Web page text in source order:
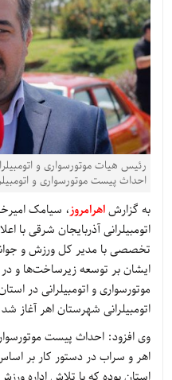
رئیس هیات موتورسواری و
احداث پیست موتورسواری و
به گزارشاهرامروز، سیامک
اتومبیلرانی آذربایجان شرقی
تخصصی با مدیر کل ورزش و
ایشان بر توسعه زیرساخت‌ها و
موتورسواری و اتومبیلرانی در
اتومبیلرانی شهرستان اهر آغاز
وی افزود: احداث پیست
اهر و سراب در دستور کار بر